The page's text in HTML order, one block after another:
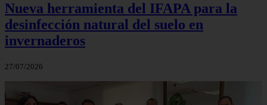
Nueva herramienta del IFAPA para la
desinfección natural del suelo en
invernaderos
27/07/2026